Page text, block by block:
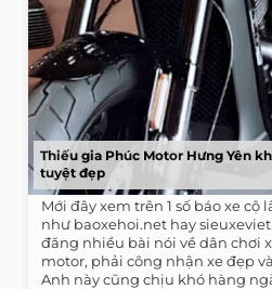
Thiếu gia Phúc Motor Hưng Yên
tuyệt đẹp
Mới đây xem trên 1 số báo xe cộ
như baoxehoi.net hay
đăng nhiều bài nói về dân chơi
motor, phải công nhận xe đẹp
Anh này cũng chịu khó hàng